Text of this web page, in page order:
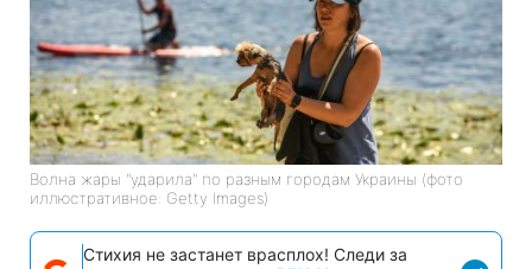
Волна жары "ударила" по разным городам Украины (фото
иллюстративное: Getty Images)
Стихия не застанет врасплох! Следи за